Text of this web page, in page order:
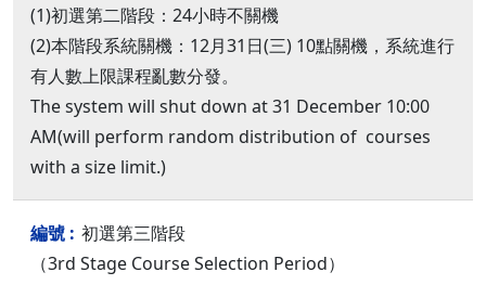
(1)初選第二階段：24小時不關機
(2)本階段系統關機：12月31日(三) 10點關機，系統進行
有人數上限課程亂數分發。
The system will shut down at 31 December 10:00
AM(will perform random distribution of courses
with a size limit.)
初選第三階段
（3rd Stage Course Selection Period）